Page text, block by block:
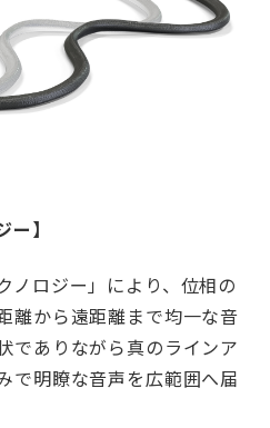
】
ノロジー」により、位相の
離から遠距離まで均一な音
でありながら真のラインア
で明瞭な音声を広範囲へ届